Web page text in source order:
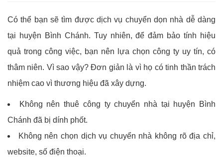
Có thể bạn sẽ tìm được dịch vụ chuyển dọn nhà dễ dàng
tại huyện Bình Chánh. Tuy nhiên, để đảm bảo tính hiệu
quả trong công việc, bạn nên lựa chọn công ty uy tín, có
thâm niên. Vì sao vậy? Đơn giản là vì họ có tinh thần trách
nhiệm cao vì thương hiệu đã xây dựng.
Không nên thuê công ty chuyển nhà tại huyện Bình
Chánh đã bị dính phốt.
Không nên chọn dịch vụ chuyển nhà không rõ địa chỉ,
website, số điện thoại.